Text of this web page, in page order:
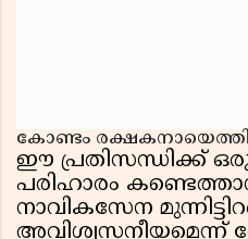
കോണ്ടം
ഈ പ്രതിസന്ധിക്ക്
പരിഹാരം
നാവികസേന
അവിശ്വസനീയമെന്ന്